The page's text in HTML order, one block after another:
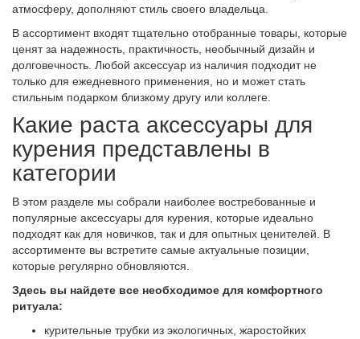
атмосферу, дополняют стиль своего владельца.
В ассортимент входят тщательно отобранные товары, которые
ценят за надежность, практичность, необычный дизайн и
долговечность. Любой аксессуар из наличия подходит не
только для ежедневного применения, но и может стать
стильным подарком близкому другу или коллеге.
Какие раста аксессуары для
курения представлены в
категории
В этом разделе мы собрали наиболее востребованные и
популярные аксессуары для курения, которые идеально
подходят как для новичков, так и для опытных ценителей. В
ассортименте вы встретите самые актуальные позиции,
которые регулярно обновляются.
Здесь вы найдете все необходимое для комфортного
ритуала:
курительные трубки из экологичных, жаростойких